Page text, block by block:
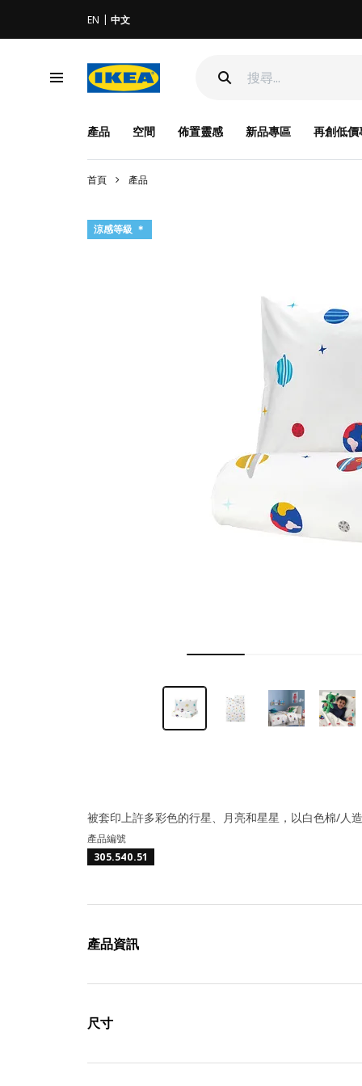
EN 中文
產品 空間 佈置靈感 新品專區 再創低價
首頁 產品
涼感等級 ＊
被套印上許多彩色的行星、月亮和星星，以白色棉/人
產品編號
305.540.51
產品資訊
尺寸